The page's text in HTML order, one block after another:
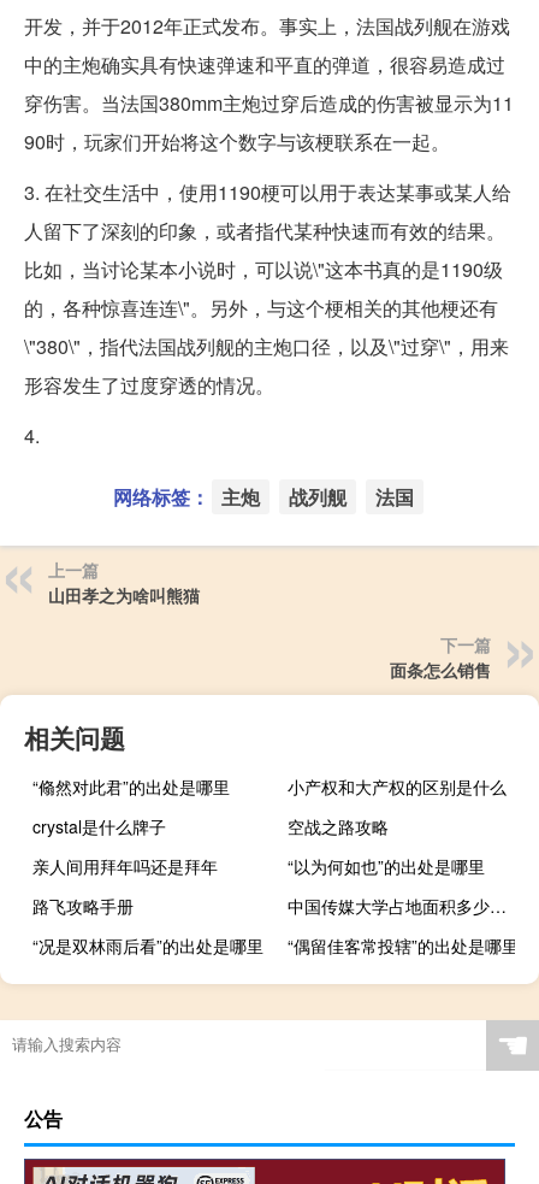
开发，并于2012年正式发布。事实上，法国战列舰在游戏
中的主炮确实具有快速弹速和平直的弹道，很容易造成过
穿伤害。当法国380mm主炮过穿后造成的伤害被显示为11
90时，玩家们开始将这个数字与该梗联系在一起。
3. 在社交生活中，使用1190梗可以用于表达某事或某人给
人留下了深刻的印象，或者指代某种快速而有效的结果。
比如，当讨论某本小说时，可以说\"这本书真的是1190级
的，各种惊喜连连\"。另外，与这个梗相关的其他梗还有
\"380\"，指代法国战列舰的主炮口径，以及\"过穿\"，用来
形容发生了过度穿透的情况。
4.
网络标签： 主炮 战列舰 法国
上一篇
山田孝之为啥叫熊猫
下一篇
面条怎么销售
相关问题
“翛然对此君”的出处是哪里
小产权和大产权的区别是什么
crystal是什么牌子
空战之路攻略
亲人间用拜年吗还是拜年
“以为何如也”的出处是哪里
路飞攻略手册
中国传媒大学占地面积多少公顷
“况是双林雨后看”的出处是哪里
“偶留佳客常投辖”的出处是哪里
☚
公告